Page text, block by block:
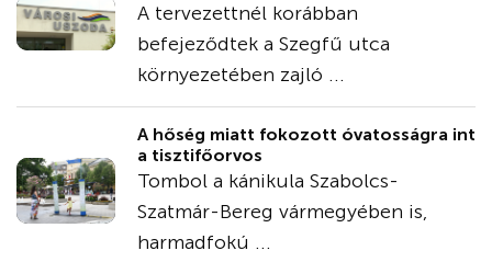
A tervezettnél korábban
befejeződtek a Szegfű utca
környezetében zajló ...
A hőség miatt fokozott óvatosságra int
a tisztifőorvos
Tombol a kánikula Szabolcs-
Szatmár-Bereg vármegyében is,
harmadfokú ...